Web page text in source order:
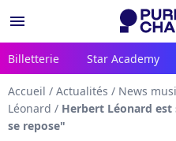
menu
Billetterie Star Academy
Accueil / Actualités / News
Léonard / Herbert Léonard
se repose"